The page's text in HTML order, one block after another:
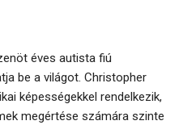
éves autista fiú
be a világot. Christopher
képességekkel rendelkezik,
megértése számára szinte